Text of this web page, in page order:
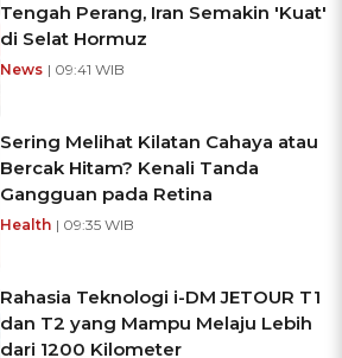
Tengah Perang, Iran Semakin 'Kuat'
di Selat Hormuz
News | 09:41 WIB
Sering Melihat Kilatan Cahaya atau
Bercak Hitam? Kenali Tanda
Gangguan pada Retina
Health | 09:35 WIB
Rahasia Teknologi i-DM JETOUR T1
dan T2 yang Mampu Melaju Lebih
dari 1200 Kilometer